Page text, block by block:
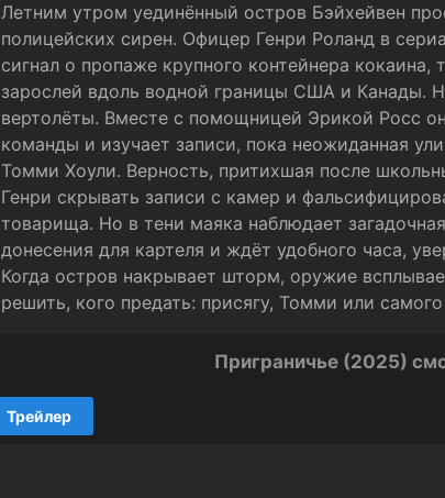
Летним утром уединённый остров Бэйхейвен
полицейских сирен. Офицер Генри Роланд в
сигнал о пропаже крупного контейнера кокаина,
зарослей вдоль водной границы США и Канады.
вертолёты. Вместе с помощницей Эрикой Росс
команды и изучает записи, пока неожиданная
Томми Хоули. Верность, притихшая после
Генри скрывать записи с камер и
товарища. Но в тени маяка наблюдает
донесения для картеля и ждёт удобного часа,
Когда остров накрывает шторм, оружие
решить, кого предать: присягу, Томми или самого
Приграничье (2025)
Трейлер